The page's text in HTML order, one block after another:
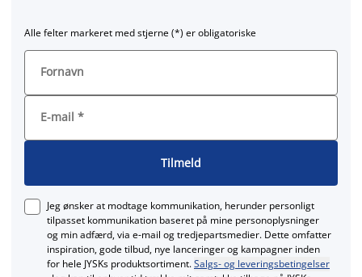
Alle felter markeret med stjerne (*) er obligatoriske
Fornavn
E-mail *
Tilmeld
Jeg ønsker at modtage kommunikation, herunder personligt
tilpasset kommunikation baseret på mine personoplysninger
og min adfærd, via e‑mail og tredjepartsmedier. Dette omfatter
inspiration, gode tilbud, nye lanceringer og kampagner inden
for hele JYSKs produktsortiment.Salgs- og leveringsbetingelser